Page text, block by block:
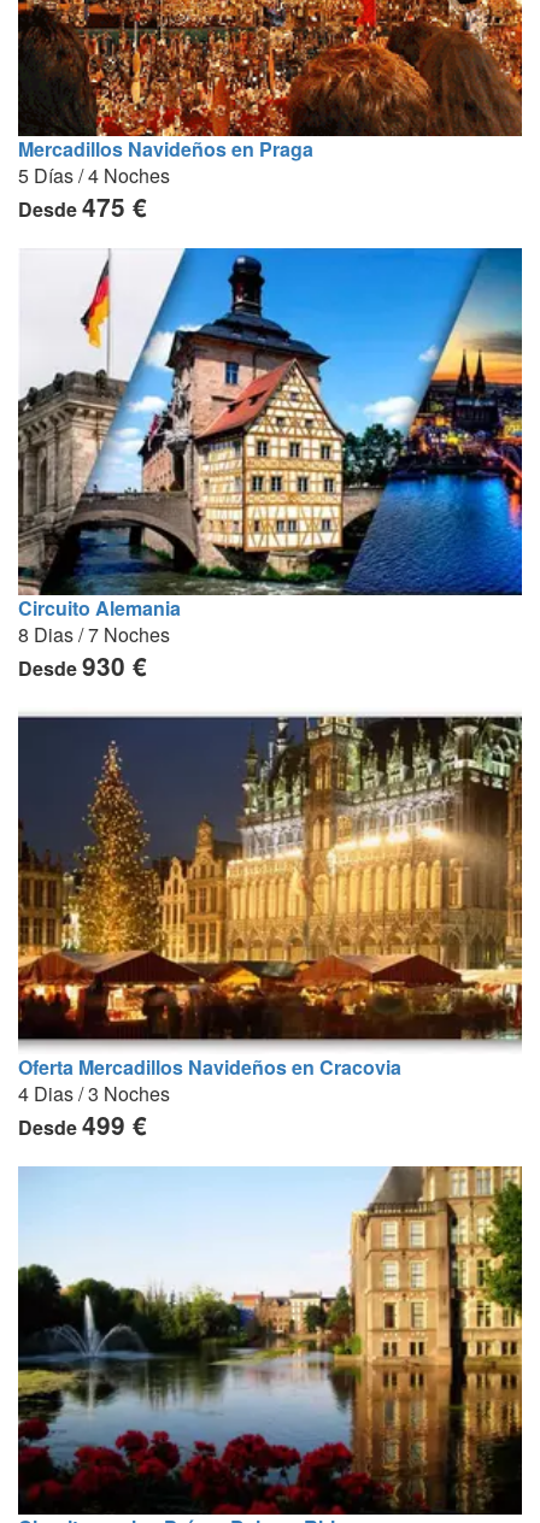
Mercadillos Navideños en Praga
5 Días / 4 Noches
Desde475 €
Circuito Alemania
8 Dias / 7 Noches
Desde930 €
Oferta Mercadillos Navideños en Cracovia
4 Dias / 3 Noches
Desde499 €